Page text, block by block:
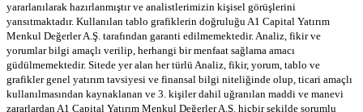
yararlanılarak hazırlanmıştır ve analistlerimizin kişisel görüşlerini
yansıtmaktadır. Kullanılan tablo grafiklerin doğruluğu A1 Capital Yatırım
Menkul Değerler A.Ş. tarafından garanti edilmemektedir. Analiz, fikir ve
yorumlar bilgi amaçlı verilip, herhangi bir menfaat sağlama amacı
güdülmemektedir. Sitede yer alan her türlü Analiz, fikir, yorum, tablo ve
grafikler genel yatırım tavsiyesi ve finansal bilgi niteliğinde olup, ticari amaçlı
kullanılmasından kaynaklanan ve 3. kişiler dahil uğranılan maddi ve manevi
zararlardan A1 Capital Yatırım Menkul Değerler A.Ş. hiçbir şekilde sorumlu